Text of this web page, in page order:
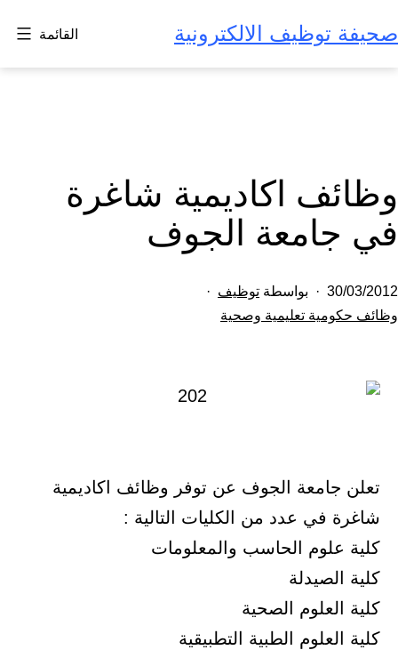
إلى
المحتوى
صحيفة توظيف الالكترونية القائمة
وظائف اكاديمية شاغرة
في جامعة الجوف
تم
النشر
30/03/2012 بواسطة توظيف
مصنف
وظائف حكومية تعليمية وصحية
تعلن جامعة الجوف عن توفر وظائف اكاديمية
شاغرة في عدد من الكليات التالية :
كلية علوم الحاسب والمعلومات
كلية الصيدلة
كلية العلوم الصحية
كلية العلوم الطبية التطبيقية